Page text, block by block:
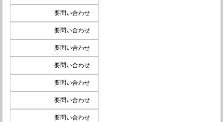
要問い合わせ
要問い合わせ
要問い合わせ
要問い合わせ
要問い合わせ
要問い合わせ
要問い合わせ